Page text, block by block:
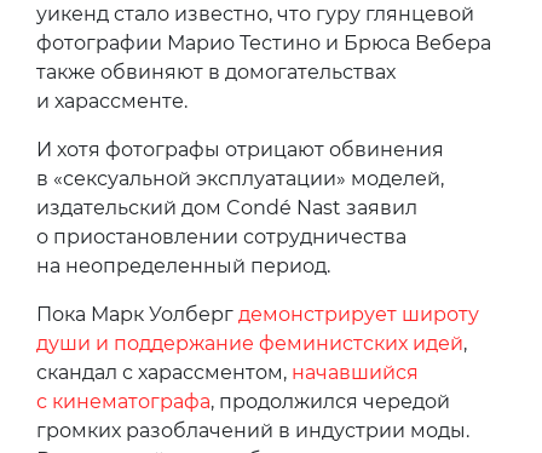
уикенд стало известно, что гуру глянцевой
фотографии Марио Тестино и Брюса Вебера
также обвиняют в домогательствах
и харассменте.
И хотя фотографы отрицают обвинения
в «сексуальной эксплуатации» моделей,
издательский дом Condé Nast заявил
о приостановлении сотрудничества
на неопределенный период.
Пока Марк Уолберг демонстрирует широту
души и поддержание феминистских идей,
скандал с харассментом, начавшийся
с кинематографа, продолжился чередой
громких разоблачений в индустрии моды.